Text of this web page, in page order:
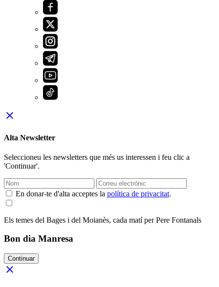
close
Alta Newsletter
Seleccioneu les newsletters que més us interessen i feu clic a
'Continuar'.
En donar-te d'alta acceptes la política de privacitat.
Els temes del Bages i del Moianès, cada matí per Pere Fontanals
Bon dia Manresa
Continuar
close